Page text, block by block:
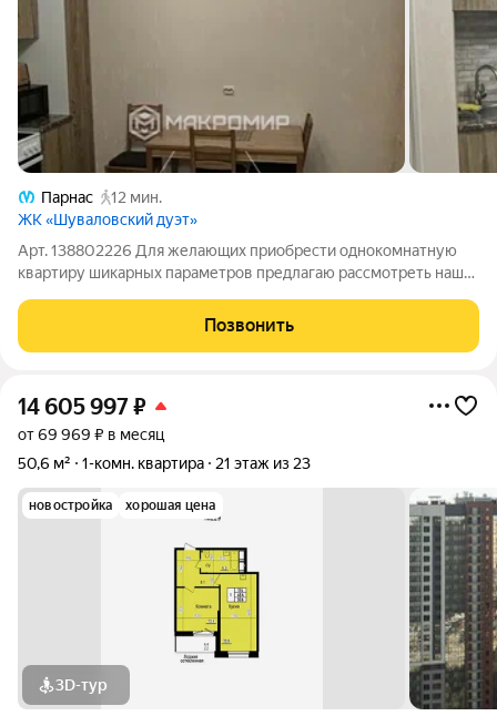
Парнас
12 мин.
ЖК «Шуваловский дуэт»
Арт. 138802226 Для желающих приобрести однокомнатную
квартиру шикарных параметров предлагаю рассмотреть наш
Во дворе школа. Есть детский сад, магазины, аптеки,
поликлиника, кафе, пункты
Позвонить
14 605 997₽
от 69 969 ₽ в месяц
50,6 м²
1-комн. квартира 21 этаж из 23
новостройка хорошая цена
3D-тур